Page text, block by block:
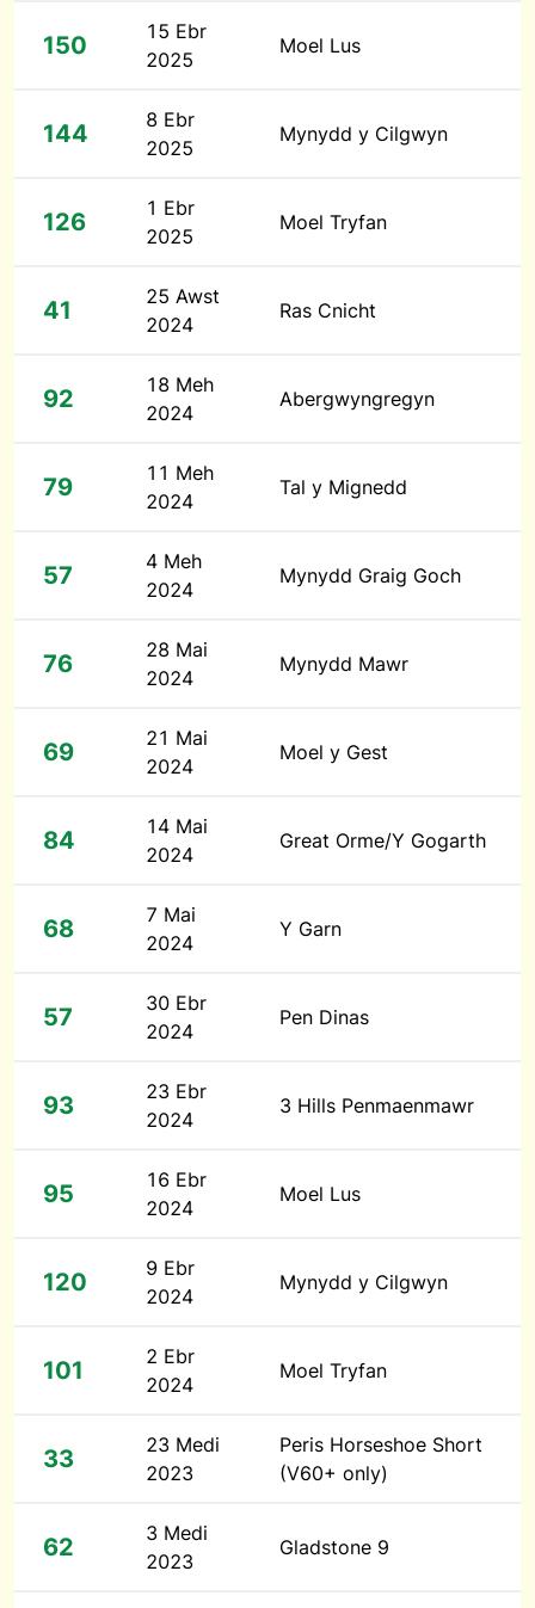
150
15 Ebr
2025
Moel Lus
144
8 Ebr
2025
Mynydd y Cilgwyn
126
1 Ebr
2025
Moel Tryfan
41
25 Awst
2024
Ras Cnicht
92
18 Meh
2024
Abergwyngregyn
79
11 Meh
2024
Tal y Mignedd
57
4 Meh
2024
Mynydd Graig Goch
76
28 Mai
2024
Mynydd Mawr
69
21 Mai
2024
Moel y Gest
84
14 Mai
2024
Great Orme/Y Gogarth
68
7 Mai
2024
Y Garn
57
30 Ebr
2024
Pen Dinas
93
23 Ebr
2024
3 Hills Penmaenmawr
95
16 Ebr
2024
Moel Lus
120
9 Ebr
2024
Mynydd y Cilgwyn
101
2 Ebr
2024
Moel Tryfan
33
23 Medi
2023
Peris Horseshoe Short
(V60+ only)
62
3 Medi
2023
Gladstone 9